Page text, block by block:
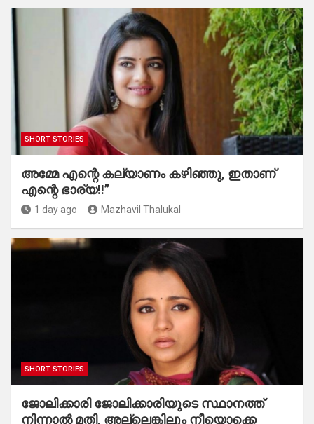
SHORT STORIES
അമ്മേ എന്റെ കല്യാണം കഴിഞ്ഞു, ഇതാണ്
എന്റെ ഭാര്യ!!”
1 day ago Mazhavil Thalukal
SHORT STORIES
ജോലിക്കാരി ജോലിക്കാരിയുടെ സ്ഥാനത്ത്
നിന്നാൽ മതി, അല്ലെങ്കിലും നീയൊക്കെ